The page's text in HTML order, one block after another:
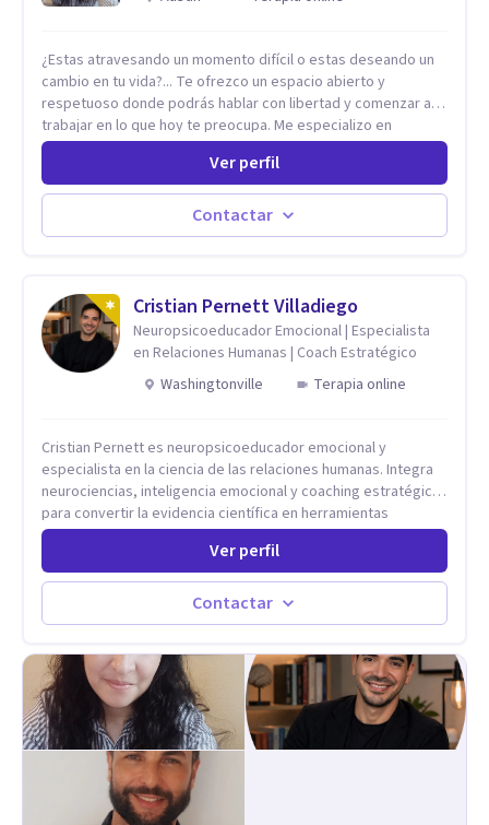
¿Estas atravesando un momento difícil o estas deseando un
cambio en tu vida?... Te ofrezco un espacio abierto y
respetuoso donde podrás hablar con libertad y comenzar a
trabajar en lo que hoy te preocupa. Me especializo en
Trastornos de Ansiedad y a lo largo de mi experiencia
profesional he acompañado a muchas Familias y Parejas con
distintas problemáticas como el manejo del estrés,
Autoestima, Gestión de la Ira, Depresión, Retos en la Crianza,
Codependencia, Celos, entre otros. Cuento con más de 12
Adolescentes y Adultos
Ver perfil
Contactar
Cristian Pernett Villadiego
Neuropsicoeducador Emocional | Especialista
en Relaciones Humanas | Coach Estratégico
Washingtonville
Terapia online
Cristian Pernett es neuropsicoeducador emocional y
especialista en la ciencia de las relaciones humanas. Integra
neurociencias, inteligencia emocional y coaching estratégico
para convertir la evidencia científica en herramientas
prácticas que mejoran la forma en que las personas viven,
aman, lideran y se comunican. Con más de 20 años de
experiencia, acompaña a personas, parejas y líderes en
procesos de desarrollo personal y profesional. Su trabajo se
centra en la regulación emocional, las relaciones de pareja, la
metodología combina psicología contemporánea,
neurociencias y estrategias de cambio basadas en evidencia
para fortalecer la autoestima, desarrollar habilidades
socioemocionales y promover cambios sostenibles. Como
divulgador científico, acerca la psicología y las neurociencias
a la vida cotidiana mediante contenidos claros, rigurosos y
aplicables, con el propósito de impulsar un bienestar integral.
Ver perfil
Contactar